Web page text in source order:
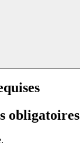
obligatoires